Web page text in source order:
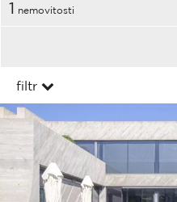
1 nemovitosti
filtr